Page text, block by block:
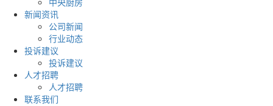
新闻资讯
公司新闻
行业动态
投诉建议
投诉建议
人才招聘
人才招聘
联系我们